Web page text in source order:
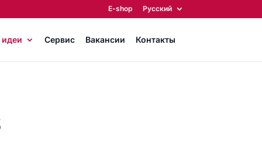
E-shop Русский
идеи Сервис Вакансии Контакты